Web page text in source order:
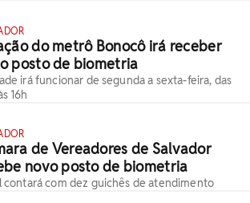
do metrô Bonocô irá receber
posto de biometria
irá funcionar de segunda a sexta-feira, das
16h
de Vereadores de Salvador
novo posto de biometria
contará com dez guichês de atendimento